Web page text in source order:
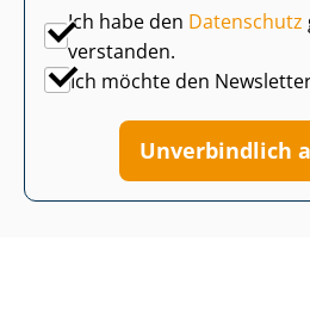
Ich habe den Datenschutz
verstanden.
Ich möchte den
Unverbindlich